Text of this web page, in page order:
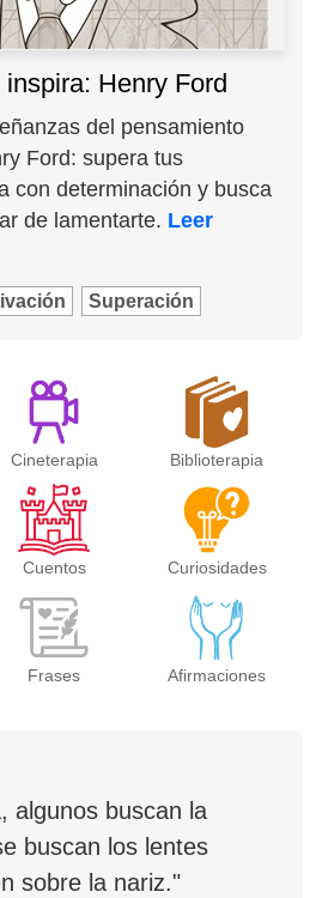
Henry Ford
del pensamiento
Ford: supera tus
con determinación y busca
de lamentarte. Leer
Superación
Cineterapia Biblioterapia
Cuentos Curiosidades
Frases Afirmaciones
algunos buscan la
buscan los lentes
sobre la nariz."